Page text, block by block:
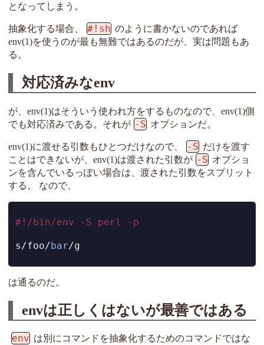
となってしまう。
抽象化する場合、 #!sh のように書かないのであれば
env(1)を使うのが最も無難ではあるのだが、実は問題もあ
る。
対応済みなenv
が、env(1)はそういう使われ方をするものなので、env(1)側
でも対応済みである。それが -S オプションだ。
env(1)に渡せる引数もひとつだけなので、 -S だけを渡す
ことはできないが、env(1)は渡された引数が -S オプショ
ンを含んでいるっぽい場合は、渡された引数をスプリット
する。 なので、
#!/bin/env -S perl -p
s/foo/bar/g
は通るのだ。
envは正しくはないが最善ではある
env は別にコマンドを抽象化するためのコマンドではな